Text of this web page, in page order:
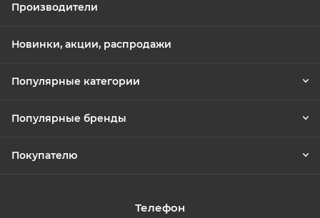
Производители
Новинки, акции, распродажи
Популярные категории
Популярные бренды
Покупателю
Телефон